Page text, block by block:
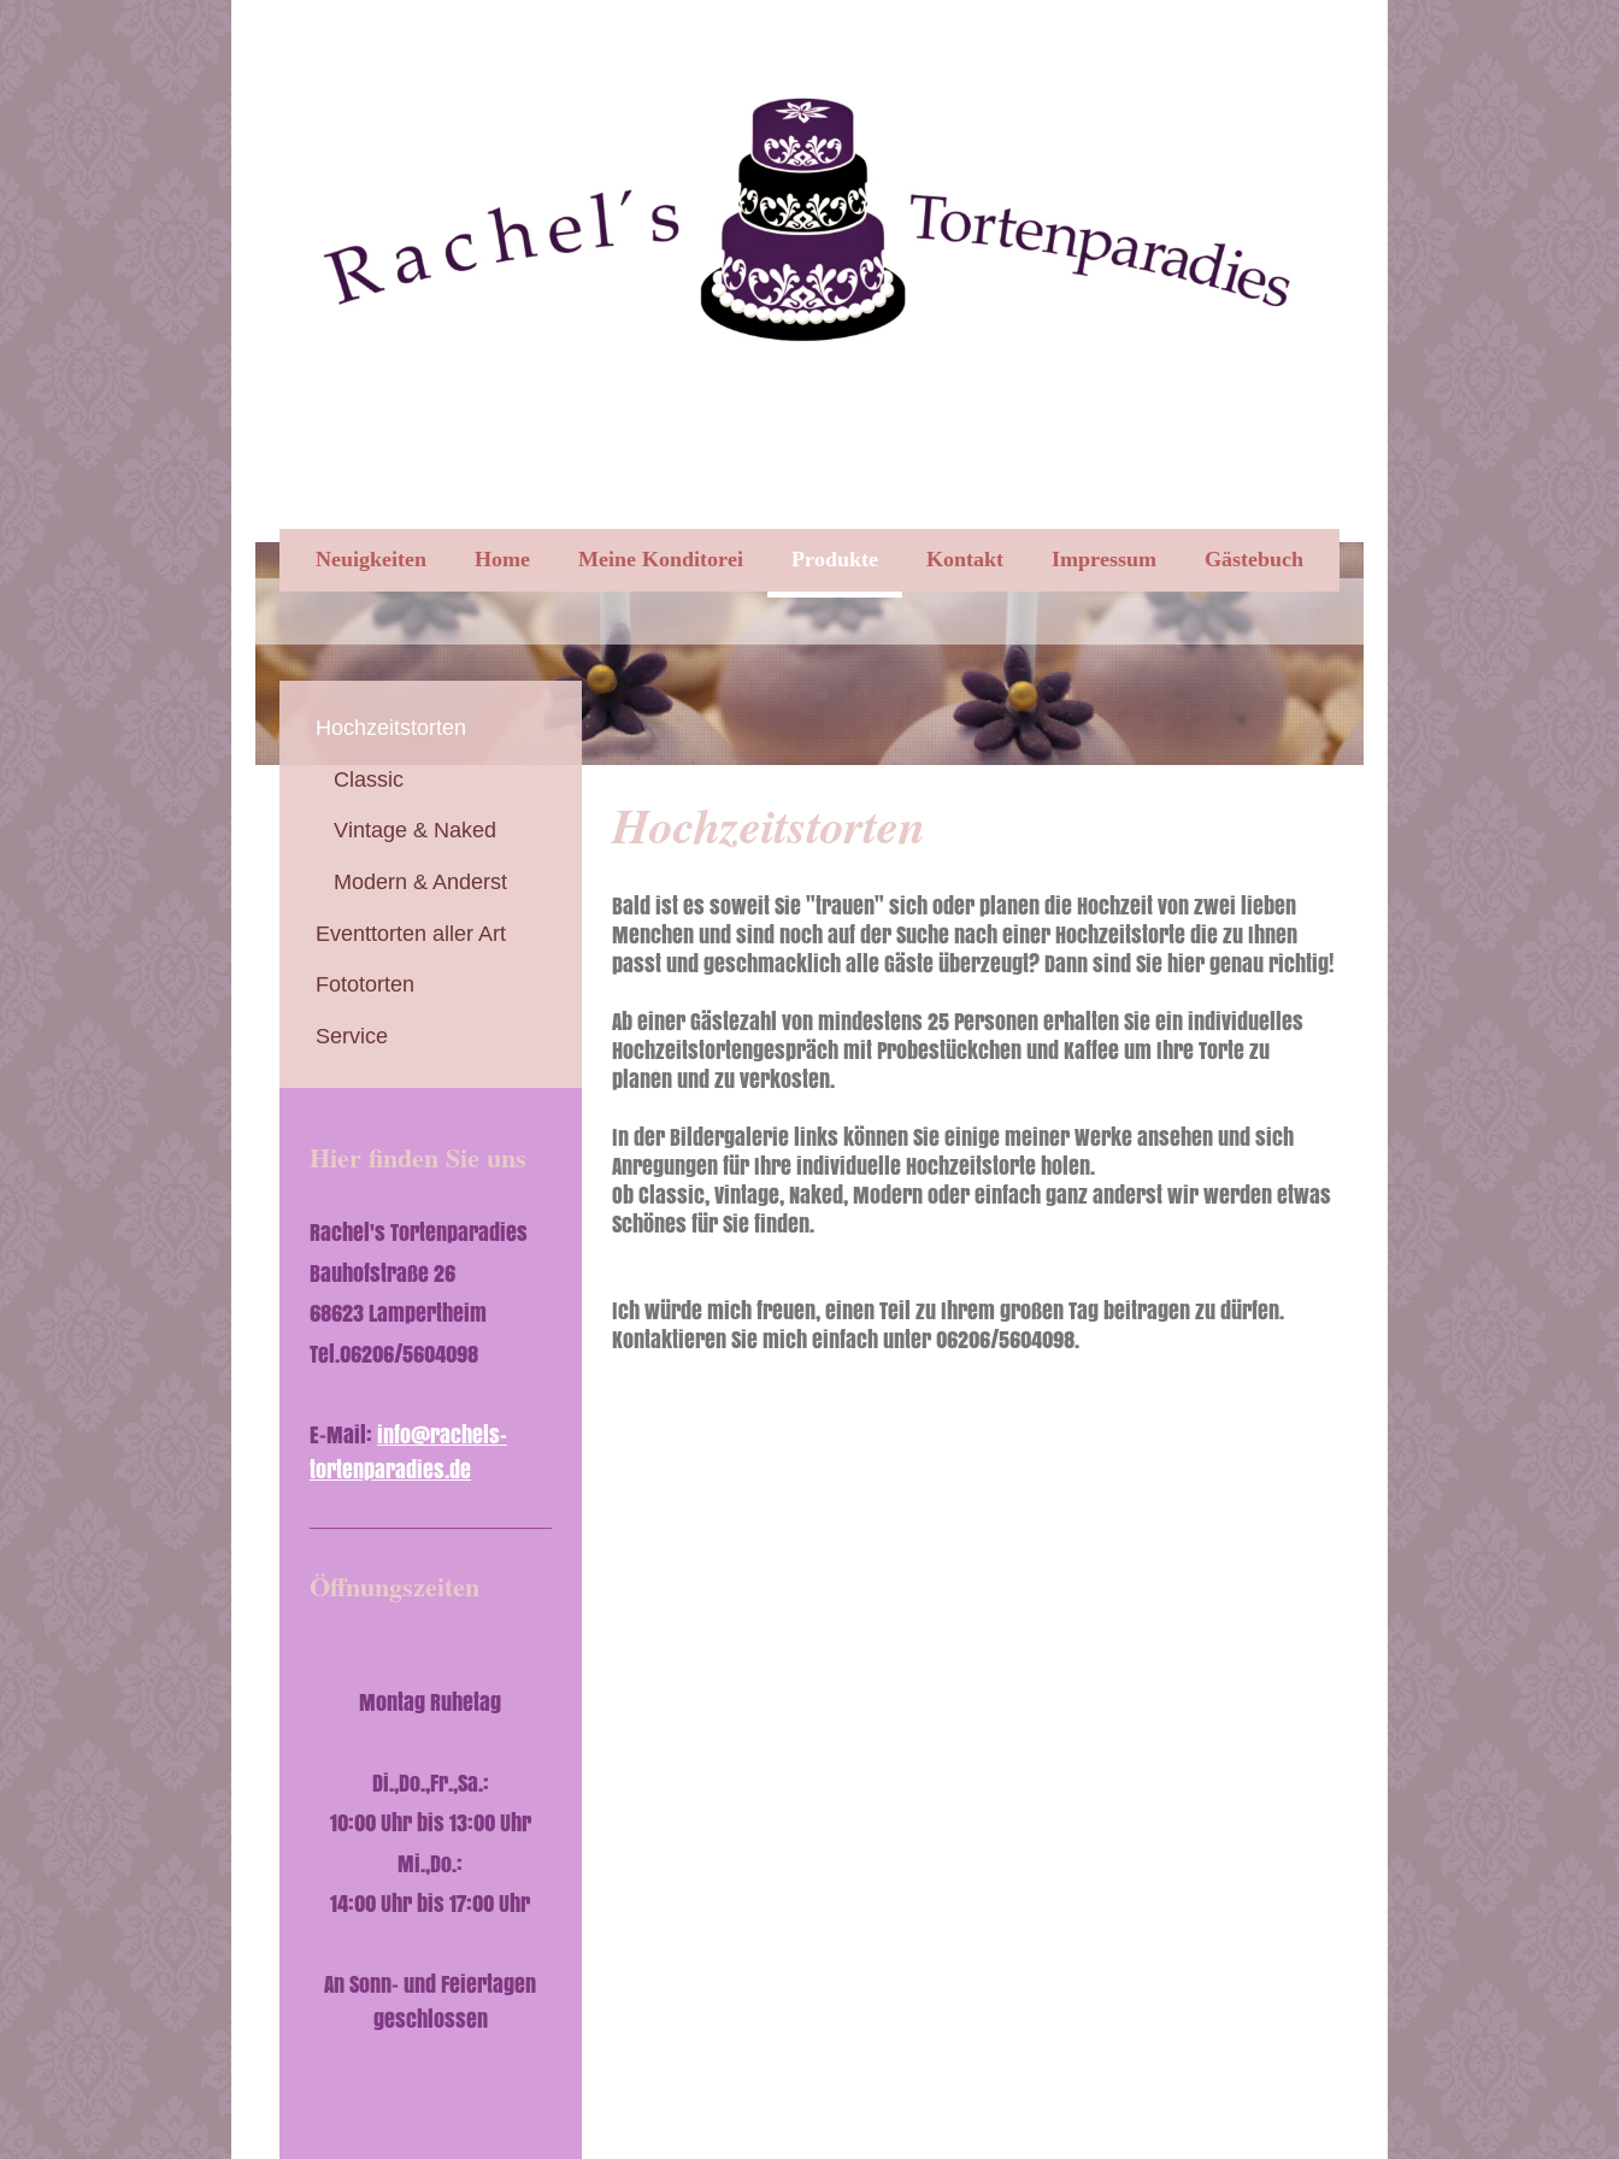
Neuigkeiten Home Meine Konditorei Produkte Kontakt Impressum Gästebuch
Hochzeitstorten
Bald ist es soweit Sie "trauen" sich oder planen die Hochzeit von zwei lieben
Menchen und sind noch auf der Suche nach einer Hochzeitstorte die zu Ihnen
passt und geschmacklich alle Gäste überzeugt? Dann sind Sie hier genau richtig!
Ab einer Gästezahl von mindestens 25 Personen erhalten Sie ein individuelles
Hochzeitstortengespräch mit Probestückchen und Kaffee um Ihre Torte zu
planen und zu verkosten.
In der Bildergalerie links können Sie einige meiner Werke ansehen und sich
Anregungen für Ihre individuelle Hochzeitstorte holen.
Ob Classic, Vintage, Naked, Modern oder einfach ganz anderst wir werden etwas
Schönes für Sie finden.
Ich würde mich freuen, einen Teil zu Ihrem großen Tag beitragen zu dürfen.
Kontaktieren Sie mich einfach unter 06206/5604098.
Hochzeitstorten
Classic
Vintage & Naked
Modern & Anderst
Eventtorten aller Art
Fototorten
Service
Hier finden Sie uns
Rachel's Tortenparadies
Bauhofstraße 26
68623 Lampertheim
Tel.06206/5604098
E-Mail:info@rachels-
tortenparadies.de
Öffnungszeiten
Montag Ruhetag
Di.,Do.,Fr.,Sa.:
10:00 Uhr bis 13:00 Uhr
Mi.,Do.:
14:00 Uhr bis 17:00 Uhr
An Sonn- und Feiertagen
geschlossen